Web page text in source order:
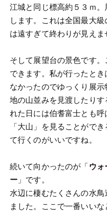
江城と同じ標高約５３ｍ
します。これは全国最大
は遠すぎて終わりが見えま
そして展望台の景色です
できます。私が行ったと
なかったのでゆっくり展
地の山並みを見渡したり
れた日には伯耆富士とも
「大山」を見ることがで
て行くのがいいですね。
続いて向かったのが「ウ
ー 」です。
水辺に棲むたくさんの水
ました。ここで一番いい